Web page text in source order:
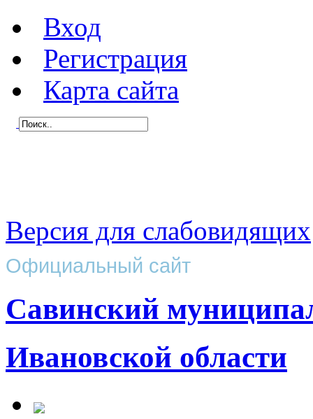
Вход
Регистрация
Карта сайта
Версия для слабовидящих
Официальный сайт
Савинский
Ивановской области